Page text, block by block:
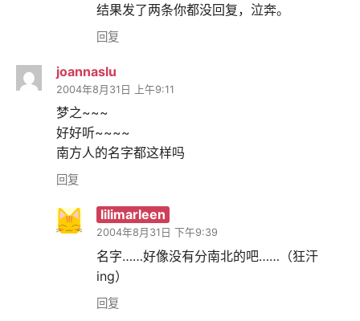
结果发了两条你都没回复，泣奔。
回复
joannaslu
2004年8月31日 上午9:11
梦之~~~
好好听~~~~
南方人的名字都这样吗
回复
lilimarleen
2004年8月31日 下午9:39
名字……好像没有分南北的吧……（狂汗
ing）
回复